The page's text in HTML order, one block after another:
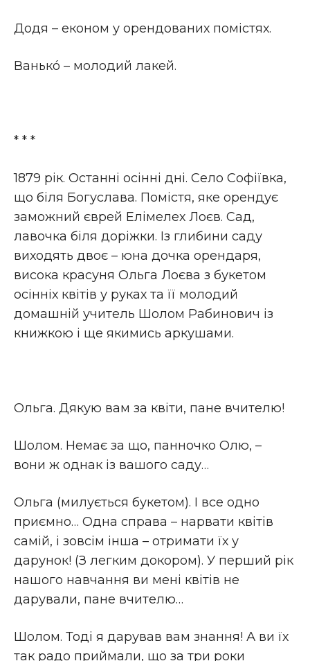
Додя – економ у орендованих помістях.
Ванькó – молодий лакей.
* * *
1879 рік. Останні осінні дні. Село Софіївка,
що біля Богуслава. Помістя, яке орендує
заможний єврей Елімелех Лоєв. Сад,
лавочка біля доріжки. Із глибини саду
виходять двоє – юна дочка орендаря,
висока красуня Ольга Лоєва з букетом
осінніх квітів у руках та її молодий
домашній учитель Шолом Рабинович із
книжкою і ще якимись аркушами.
Ольга. Дякую вам за квіти, пане вчителю!
Шолом. Немає за що, панночко Олю, –
вони ж однак із вашого саду…
Ольга (милується букетом). І все одно
приємно… Одна справа – нарвати квітів
самій, і зовсім інша – отримати їх у
дарунок! (З легким докором). У перший рік
нашого навчання ви мені квітів не
дарували, пане вчителю…
Шолом. Тоді я дарував вам знання! А ви їх
так радо приймали, що за три роки